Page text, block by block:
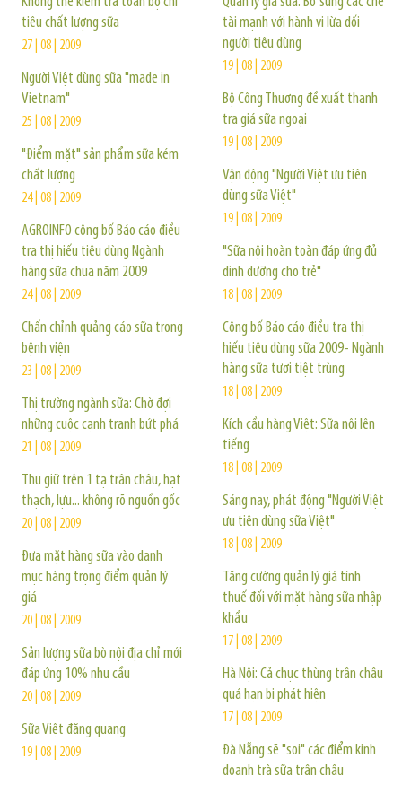
tiêu chất lượng sữa
27 | 08 | 2009
Người Việt dùng sữa "made in
Vietnam"
25 | 08 | 2009
"Điểm mặt" sản phẩm sữa kém
chất lượng
24 | 08 | 2009
AGROINFO công bố Báo cáo điều
tra thị hiếu tiêu dùng Ngành
hàng sữa chua năm 2009
24 | 08 | 2009
Chấn chỉnh quảng cáo sữa trong
bệnh viện
23 | 08 | 2009
Thị trường ngành sữa: Chờ đợi
những cuộc cạnh tranh bứt phá
21 | 08 | 2009
Thu giữ trên 1 tạ trân châu, hạt
thạch, lựu... không rõ nguồn gốc
20 | 08 | 2009
Đưa mặt hàng sữa vào danh
mục hàng trọng điểm quản lý
giá
20 | 08 | 2009
Sản lượng sữa bò nội địa chỉ mới
đáp ứng 10% nhu cầu
20 | 08 | 2009
Sữa Việt đăng quang
19 | 08 | 2009
tài mạnh với hành vi lừa dối
người tiêu dùng
19 | 08 | 2009
Bộ Công Thương đề xuất thanh
tra giá sữa ngoại
19 | 08 | 2009
Vận động "Người Việt ưu tiên
dùng sữa Việt"
19 | 08 | 2009
"Sữa nội hoàn toàn đáp ứng đủ
dinh dưỡng cho trẻ"
18 | 08 | 2009
Công bố Báo cáo điều tra thị
hiếu tiêu dùng sữa 2009- Ngành
hàng sữa tươi tiệt trùng
18 | 08 | 2009
Kích cầu hàng Việt: Sữa nội lên
tiếng
18 | 08 | 2009
Sáng nay, phát động "Người Việt
ưu tiên dùng sữa Việt"
18 | 08 | 2009
Tăng cường quản lý giá tính
thuế đối với mặt hàng sữa nhập
khẩu
17 | 08 | 2009
Hà Nội: Cả chục thùng trân châu
quá hạn bị phát hiện
17 | 08 | 2009
Đà Nẵng sẽ "soi" các điểm kinh
doanh trà sữa trân châu